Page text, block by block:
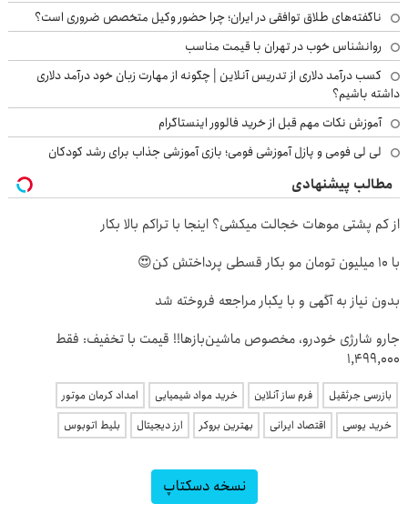
ناگفته‌های طلاق توافقی در ایران؛ چرا حضور وکیل متخصص ضروری است؟
روانشناس خوب در تهران با قیمت مناسب
کسب درآمد دلاری از تدریس آنلاین | چگونه از مهارت زبان خود درآمد دلاری
داشته باشیم؟
آموزش نکات مهم قبل از خرید فالوور اینستاگرام
لی لی فومی و پازل آموزشی فومی؛ بازی آموزشی جذاب برای رشد کودکان
مطالب پیشنهادی
از کم پشتی موهات خجالت میکشی؟ اینجا با تراکم بالا بکار
با 10 میلیون تومان مو بکار قسطی پرداختش کن😍
بدون نیاز به آگهی و با یکبار مراجعه فروخته شد
جارو شارژی خودرو، مخصوص ماشین‌باز‌ها!! قیمت با تخفیف: فقط
1,499,000
بازرسی جرثقیل فرم ساز آنلاین خرید مواد شیمیایی
امداد کرمان موتور
خرید یوسی
اقتصاد ایرانی بهترین بروکر ارز دیجیتال بلیط اتوبوس
نسخه دسکتاپ